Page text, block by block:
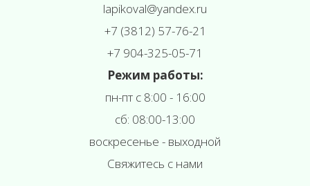
lapikoval@yandex.ru
+7 (3812) 57-76-21
+7 904-325-05-71
Режим работы:
пн-пт с 8:00 - 16:00
сб: 08:00-13:00
воскресенье - выходной
Свяжитесь с нами